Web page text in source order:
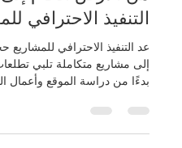
من الأرض الخام
التنفيذ الاحترافي
ُعد التنفيذ الاحترافي
بدءًا من دراسة الموقع وأعمال